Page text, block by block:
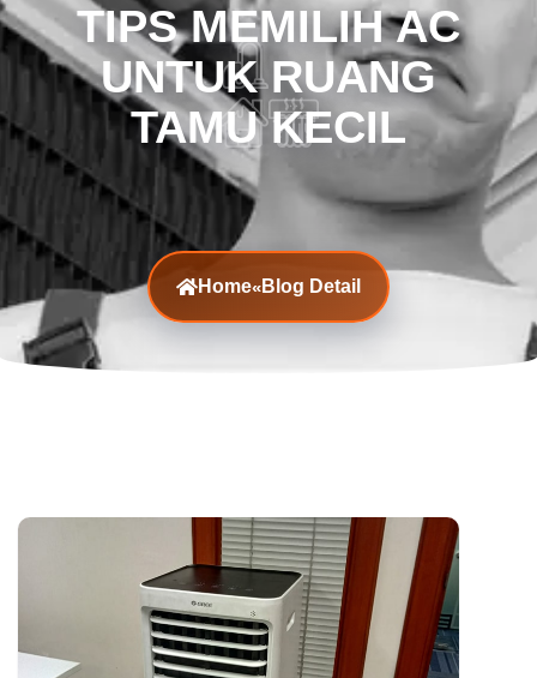
TIPS MEMILIH AC
UNTUK RUANG
TAMU KECIL
Home«Blog Detail